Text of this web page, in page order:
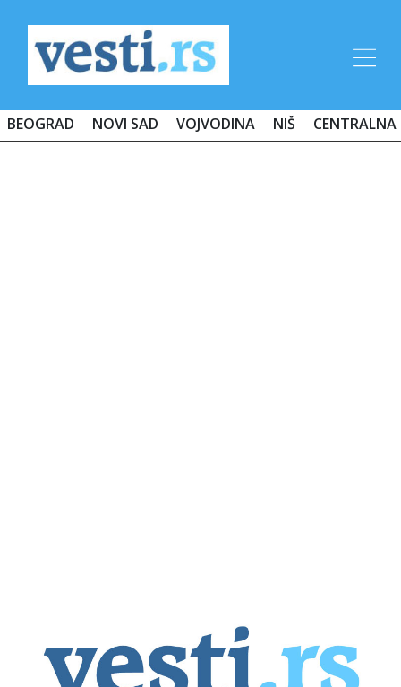
BEOGRAD NOVI SAD VOJVODINA NIŠ CENTRALNA